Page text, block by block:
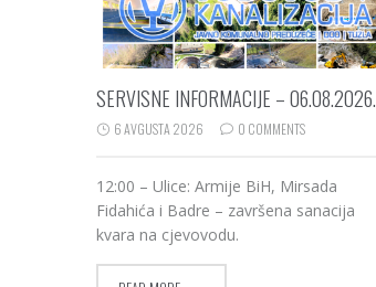
SERVISNE INFORMACIJE – 06.08.2026.
6 AVGUSTA 2026 0 COMMENTS
12:00 – Ulice: Armije BiH, Mirsada
Fidahića i Badre – završena sanacija
kvara na cjevovodu.